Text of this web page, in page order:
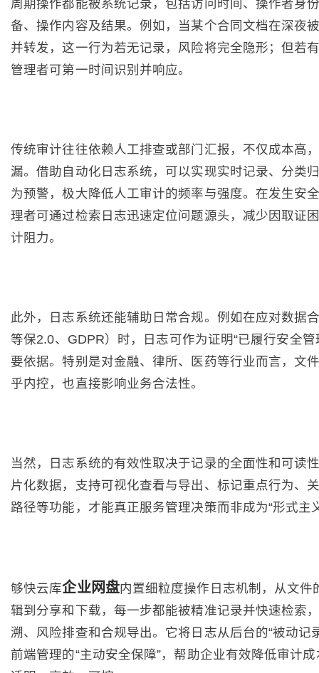
周期操作都能被系统记录，包括访问时间、操作者身
备、操作内容及结果。例如，当某个合同文档在深夜
并转发，这一行为若无记录，风险将完全隐形；但若
管理者可第一时间识别并响应。
传统审计往往依赖人工排查或部门汇报，不仅成本高
漏。借助自动化日志系统，可以实现实时记录、分类
为预警，极大降低人工审计的频率与强度。在发生安
理者可通过检索日志迅速定位问题源头，减少因取证
计阻力。
此外，日志系统还能辅助日常合规。例如在应对数据
等保2.0、GDPR）时，日志可作为证明“已履行安全管
要依据。特别是对金融、律所、医药等行业而言，文
乎内控，也直接影响业务合法性。
当然，日志系统的有效性取决于记录的全面性和可读
片化数据，支持可视化查看与导出、标记重点行为、
路径等功能，才能真正服务管理决策而非成为“形式主
够快云库企业网盘内置细粒度操作日志机制，从文件
辑到分享和下载，每一步都能被精准记录并快速检索
溯、风险排查和合规导出。它将日志从后台的“被动记
前端管理的“主动安全保障”，帮助企业有效降低审计